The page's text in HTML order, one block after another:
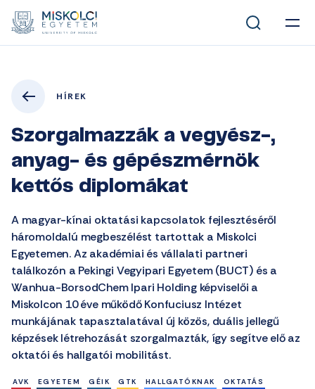
HÍREK
Szorgalmazzák a vegyész-,
anyag- és gépészmérnök
kettős diplomákat
A magyar-kínai oktatási kapcsolatok fejlesztéséről
háromoldalú megbeszélést tartottak a Miskolci
Egyetemen. Az akadémiai és vállalati partneri
találkozón a Pekingi Vegyipari Egyetem (BUCT) és a
Wanhua-BorsodChem Ipari Holding képviselői a
Miskolcon 10 éve működő Konfuciusz Intézet
munkájának tapasztalatával új közös, duális jellegű
képzések létrehozását szorgalmazták, így segítve elő az
oktatói és hallgatói mobilitást.
AVK EGYETEM GÉIK GTK HALLGATÓKNAK
OKTATÁS